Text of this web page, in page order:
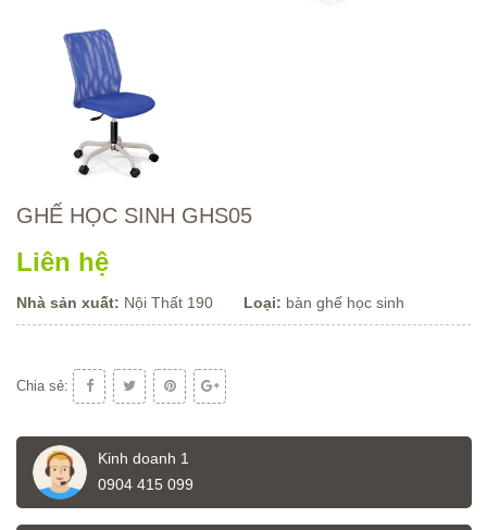
GHẾ HỌC SINH GHS05
Liên hệ
Nhà sản xuất: Nội Thất 190 Loại: bàn ghế học sinh
Chia sẻ:
Kinh doanh 1
0904 415 099